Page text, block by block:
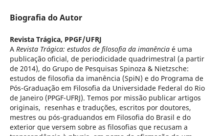
Biografia do Autor
Revista Trágica, PPGF/UFRJ
A Revista Trágica: estudos de filosofia da imanênciaé uma
publicação oficial, de periodicidade quadrimestral (a partir
de 2014), do Grupo de Pesquisas Spinoza & Nietzsche:
estudos de filosofia da imanência (SpiN) e do Programa de
Pós-Graduação em Filosofia da Universidade Federal do Rio
de Janeiro (PPGF-UFRJ). Temos por missão publicar artigos
originais, resenhas e traduções, escritos por doutores,
mestres ou pós-graduandos em Filosofia do Brasil e do
exterior que versem sobre as filosofias que recusam a